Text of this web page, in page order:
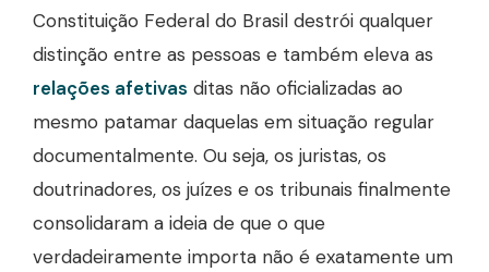
Constituição Federal do Brasil destrói qualquer
distinção entre as pessoas e também eleva as
relações afetivas ditas não oficializadas ao
mesmo patamar daquelas em situação regular
documentalmente. Ou seja, os juristas, os
doutrinadores, os juízes e os tribunais finalmente
consolidaram a ideia de que o que
verdadeiramente importa não é exatamente um